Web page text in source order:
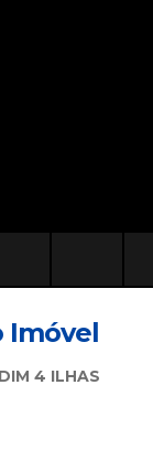
Imóvel
4 ILHAS